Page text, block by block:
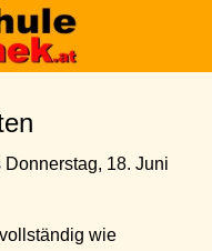
18. Juni
wie